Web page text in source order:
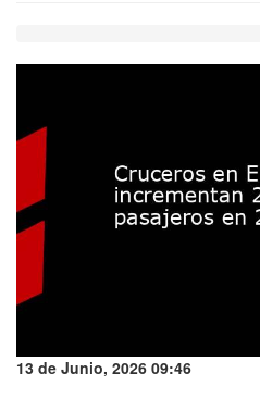
13 de Junio, 2026 09:46